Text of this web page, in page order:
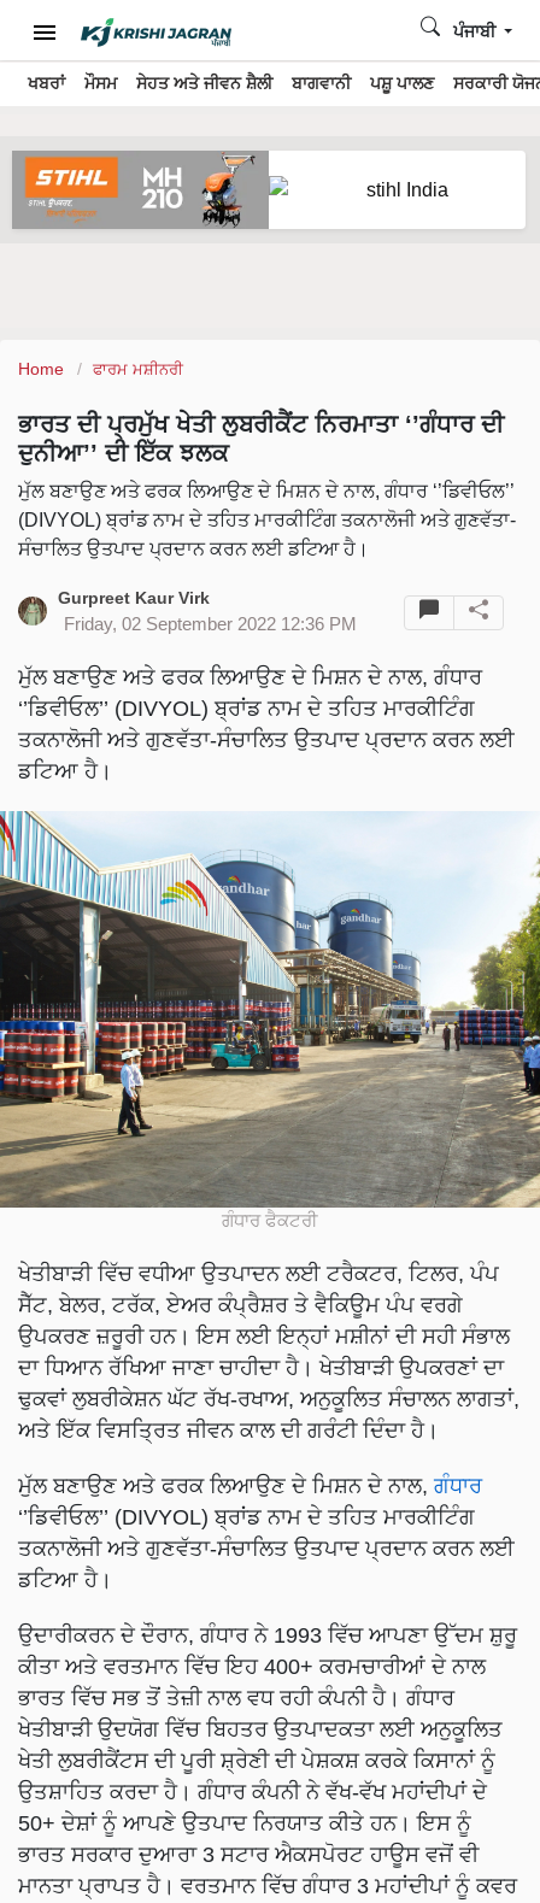
ਖਬਰਾਂ ਮੌਸਮ ਸੇਹਤ ਅਤੇ ਜੀਵਨ ਸ਼ੈਲੀ ਬਾਗਵਾਨੀ ਪਸ਼ੂ ਪਾਲਣ ਸਰਕਾਰੀ
ਪੰਜਾਬੀ
Home ਫਾਰਮ ਮਸ਼ੀਨਰੀ
ਭਾਰਤ ਦੀ ਪ੍ਰਮੁੱਖ ਖੇਤੀ ਲੁਬਰੀਕੈਂਟ ਨਿਰਮਾਤਾ ‘’ਗੰਧਾਰ ਦੀ
ਦੁਨੀਆ’’ ਦੀ ਇੱਕ ਝਲਕ
ਮੁੱਲ ਬਣਾਉਣ ਅਤੇ ਫਰਕ ਲਿਆਉਣ ਦੇ ਮਿਸ਼ਨ ਦੇ ਨਾਲ, ਗੰਧਾਰ ‘’ਡਿਵੀਓਲ’’
(DIVYOL) ਬ੍ਰਾਂਡ ਨਾਮ ਦੇ ਤਹਿਤ ਮਾਰਕੀਟਿੰਗ ਤਕਨਾਲੋਜੀ ਅਤੇ ਗੁਣਵੱਤਾ-
ਸੰਚਾਲਿਤ ਉਤਪਾਦ ਪ੍ਰਦਾਨ ਕਰਨ ਲਈ ਡਟਿਆ ਹੈ।
Gurpreet Kaur Virk
Friday, 02 September 2022 12:36 PM
ਮੁੱਲ ਬਣਾਉਣ ਅਤੇ ਫਰਕ ਲਿਆਉਣ ਦੇ ਮਿਸ਼ਨ ਦੇ ਨਾਲ, ਗੰਧਾਰ
‘’ਡਿਵੀਓਲ’’ (DIVYOL) ਬ੍ਰਾਂਡ ਨਾਮ ਦੇ ਤਹਿਤ ਮਾਰਕੀਟਿੰਗ
ਤਕਨਾਲੋਜੀ ਅਤੇ ਗੁਣਵੱਤਾ-ਸੰਚਾਲਿਤ ਉਤਪਾਦ ਪ੍ਰਦਾਨ ਕਰਨ ਲਈ
ਡਟਿਆ ਹੈ।
ਗੰਧਾਰ ਫੈਕਟਰੀ
ਖੇਤੀਬਾੜੀ ਵਿੱਚ ਵਧੀਆ ਉਤਪਾਦਨ ਲਈ ਟਰੈਕਟਰ, ਟਿਲਰ, ਪੰਪ
ਸੈੱਟ, ਬੇਲਰ, ਟਰੱਕ, ਏਅਰ ਕੰਪ੍ਰੈਸ਼ਰ ਤੇ ਵੈਕਿਊਮ ਪੰਪ ਵਰਗੇ
ਉਪਕਰਣ ਜ਼ਰੂਰੀ ਹਨ। ਇਸ ਲਈ ਇਨ੍ਹਾਂ ਮਸ਼ੀਨਾਂ ਦੀ ਸਹੀ ਸੰਭਾਲ
ਦਾ ਧਿਆਨ ਰੱਖਿਆ ਜਾਣਾ ਚਾਹੀਦਾ ਹੈ। ਖੇਤੀਬਾੜੀ ਉਪਕਰਣਾਂ ਦਾ
ਢੁਕਵਾਂ ਲੁਬਰੀਕੇਸ਼ਨ ਘੱਟ ਰੱਖ-ਰਖਾਅ, ਅਨੁਕੂਲਿਤ ਸੰਚਾਲਨ ਲਾਗਤਾਂ,
ਅਤੇ ਇੱਕ ਵਿਸਤ੍ਰਿਤ ਜੀਵਨ ਕਾਲ ਦੀ ਗਰੰਟੀ ਦਿੰਦਾ ਹੈ।
ਮੁੱਲ ਬਣਾਉਣ ਅਤੇ ਫਰਕ ਲਿਆਉਣ ਦੇ ਮਿਸ਼ਨ ਦੇ ਨਾਲ, ਗੰਧਾਰ
‘’ਡਿਵੀਓਲ’’ (DIVYOL) ਬ੍ਰਾਂਡ ਨਾਮ ਦੇ ਤਹਿਤ ਮਾਰਕੀਟਿੰਗ
ਤਕਨਾਲੋਜੀ ਅਤੇ ਗੁਣਵੱਤਾ-ਸੰਚਾਲਿਤ ਉਤਪਾਦ ਪ੍ਰਦਾਨ ਕਰਨ ਲਈ
ਡਟਿਆ ਹੈ।
ਉਦਾਰੀਕਰਨ ਦੇ ਦੌਰਾਨ, ਗੰਧਾਰ ਨੇ 1993 ਵਿੱਚ ਆਪਣਾ ਉੱਦਮ ਸ਼ੁਰੂ
ਕੀਤਾ ਅਤੇ ਵਰਤਮਾਨ ਵਿੱਚ ਇਹ 400+ ਕਰਮਚਾਰੀਆਂ ਦੇ ਨਾਲ
ਭਾਰਤ ਵਿੱਚ ਸਭ ਤੋਂ ਤੇਜ਼ੀ ਨਾਲ ਵਧ ਰਹੀ ਕੰਪਨੀ ਹੈ। ਗੰਧਾਰ
ਖੇਤੀਬਾੜੀ ਉਦਯੋਗ ਵਿੱਚ ਬਿਹਤਰ ਉਤਪਾਦਕਤਾ ਲਈ ਅਨੁਕੂਲਿਤ
ਖੇਤੀ ਲੁਬਰੀਕੈਂਟਸ ਦੀ ਪੂਰੀ ਸ਼੍ਰੇਣੀ ਦੀ ਪੇਸ਼ਕਸ਼ ਕਰਕੇ ਕਿਸਾਨਾਂ ਨੂੰ
ਉਤਸ਼ਾਹਿਤ ਕਰਦਾ ਹੈ। ਗੰਧਾਰ ਕੰਪਨੀ ਨੇ ਵੱਖ-ਵੱਖ ਮਹਾਂਦੀਪਾਂ ਦੇ
50+ ਦੇਸ਼ਾਂ ਨੂੰ ਆਪਣੇ ਉਤਪਾਦ ਨਿਰਯਾਤ ਕੀਤੇ ਹਨ। ਇਸ ਨੂੰ
ਭਾਰਤ ਸਰਕਾਰ ਦੁਆਰਾ 3 ਸਟਾਰ ਐਕਸਪੋਰਟ ਹਾਊਸ ਵਜੋਂ ਵੀ
ਮਾਨਤਾ ਪ੍ਰਾਪਤ ਹੈ। ਵਰਤਮਾਨ ਵਿੱਚ ਗੰਧਾਰ 3 ਮਹਾਂਦੀਪਾਂ ਨੂੰ ਕਵਰ